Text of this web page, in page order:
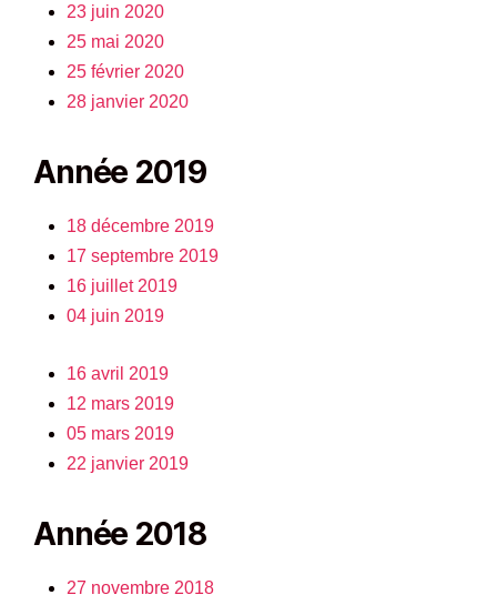
23 juin 2020
25 mai 2020
25 février 2020
28 janvier 2020
Année 2019
18 décembre 2019
17 septembre 2019
16 juillet 2019
04 juin 2019
16 avril 2019
12 mars 2019
05 mars 2019
22 janvier 2019
Année 2018
27 novembre 2018